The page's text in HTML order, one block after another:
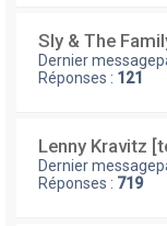
Sly & The
Dernier
Réponses : 121
Lenny Kravitz
Dernier
Réponses : 719